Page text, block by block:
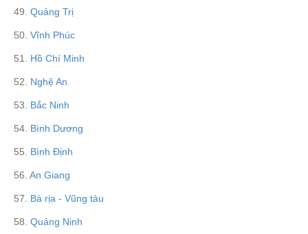
49. Quảng Trị
50. Vĩnh Phúc
51. Hồ Chí Minh
52. Nghệ An
53. Bắc Ninh
54. Bình Dương
55. Bình Định
56. An Giang
57. Bà rịa - Vũng tàu
58. Quảng Ninh